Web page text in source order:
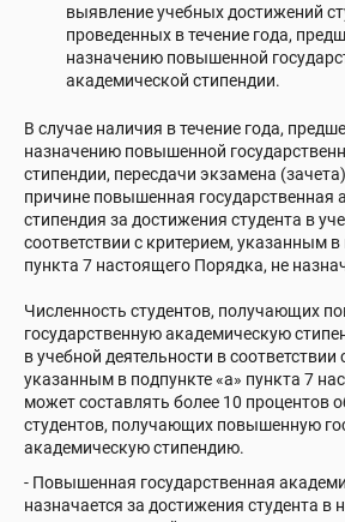
выявление учебных достижений
проведенных в течение года,
назначению повышенной
академической стипендии.
В случае наличия в течение года,
назначению повышенной
стипендии, пересдачи экзамена
причине повышенная государственная
стипендия за достижения студента в
соответствии с критерием, указанным в
пункта 7 настоящего Порядка, не
Численность студентов, получающих
государственную академическую
в учебной деятельности в соответствии
указанным в подпункте «а» пункта 7
может составлять более 10 процентов
студентов, получающих повышенную
академическую стипендию.
- Повышенная государственная
назначается за достижения студента в